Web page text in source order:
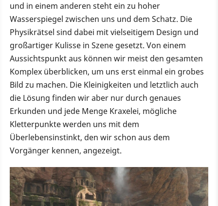
und in einem anderen steht ein zu hoher
Wasserspiegel zwischen uns und dem Schatz. Die
Physikrätsel sind dabei mit vielseitigem Design und
großartiger Kulisse in Szene gesetzt. Von einem
Aussichtspunkt aus können wir meist den gesamten
Komplex überblicken, um uns erst einmal ein grobes
Bild zu machen. Die Kleinigkeiten und letztlich auch
die Lösung finden wir aber nur durch genaues
Erkunden und jede Menge Kraxelei, mögliche
Kletterpunkte werden uns mit dem
Überlebensinstinkt, den wir schon aus dem
Vorgänger kennen, angezeigt.